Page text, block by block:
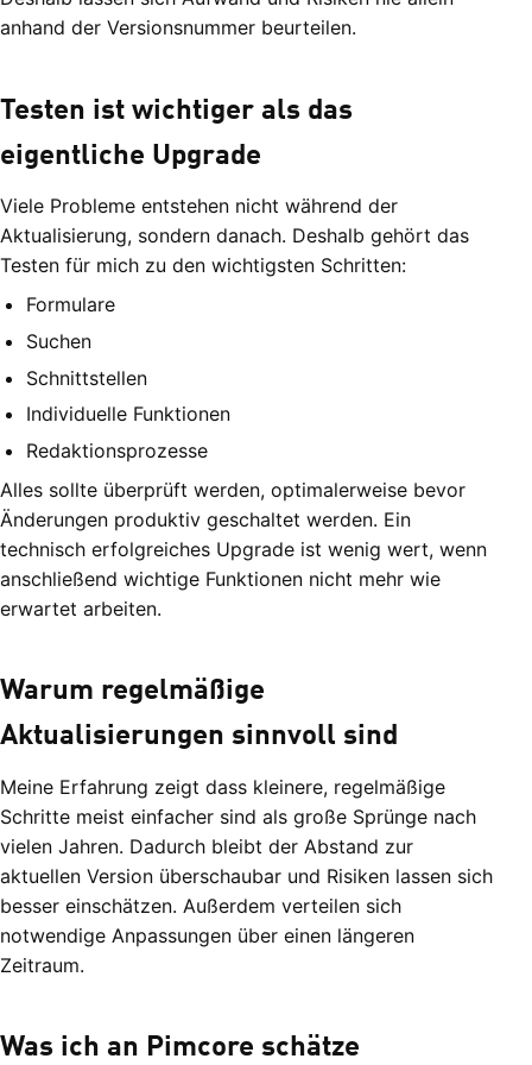
anhand der Versionsnummer beurteilen.
Testen ist wichtiger als das
eigentliche Upgrade
Viele Probleme entstehen nicht während der
Aktualisierung, sondern danach. Deshalb gehört das
Testen für mich zu den wichtigsten Schritten:
Formulare
Suchen
Schnittstellen
Individuelle Funktionen
Redaktionsprozesse
Alles sollte überprüft werden, optimalerweise bevor
Änderungen produktiv geschaltet werden. Ein
technisch erfolgreiches Upgrade ist wenig wert, wenn
anschließend wichtige Funktionen nicht mehr wie
erwartet arbeiten.
Warum regelmäßige
Aktualisierungen sinnvoll sind
Meine Erfahrung zeigt dass kleinere, regelmäßige
Schritte meist einfacher sind als große Sprünge nach
vielen Jahren. Dadurch bleibt der Abstand zur
aktuellen Version überschaubar und Risiken lassen sich
besser einschätzen. Außerdem verteilen sich
notwendige Anpassungen über einen längeren
Zeitraum.
Was ich an Pimcore schätze